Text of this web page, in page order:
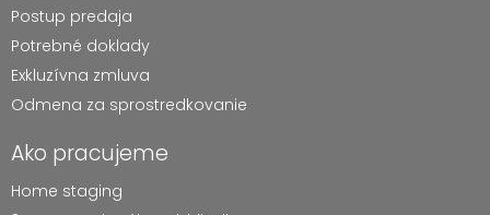
Postup predaja
Potrebné doklady
Exkluzívna zmluva
Odmena za sprostredkovanie
Ako pracujeme
Home staging